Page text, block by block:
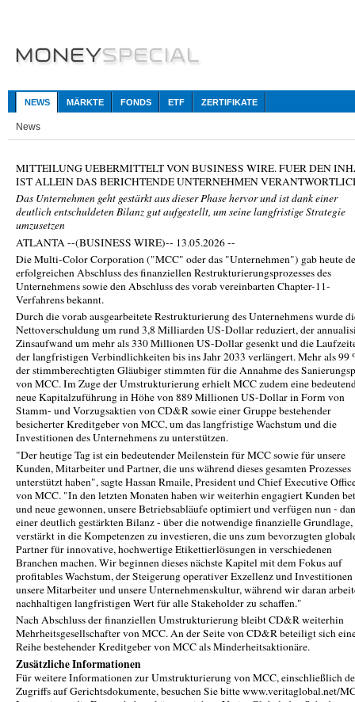
NEWS MÄRKTE FONDS ETF ZERTIFIKATE
News
MITTEILUNG UEBERMITTELT VON BUSINESS WIRE. FUER DEN
IST ALLEIN DAS BERICHTENDE UNTERNEHMEN
Das Unternehmen geht gestärkt aus dieser Phase hervor und ist dank einer
deutlich entschuldeten Bilanz gut aufgestellt, um seine langfristige Strategie
umzusetzen
ATLANTA --(BUSINESS WIRE)-- 13.05.2026 --
Die Multi-Color Corporation ("MCC" oder das "Unternehmen") gab heute
erfolgreichen Abschluss des finanziellen Restrukturierungsprozesses des
Unternehmens sowie den Abschluss des vorab vereinbarten Chapter-11-
Verfahrens bekannt.
Durch die vorab ausgearbeitete Restrukturierung des Unternehmens wurde
Nettoverschuldung um rund 3,8 Milliarden US-Dollar reduziert, der
Zinsaufwand um mehr als 330 Millionen US-Dollar gesenkt und die
der langfristigen Verbindlichkeiten bis ins Jahr 2033 verlängert. Mehr als 99
der stimmberechtigten Gläubiger stimmten für die Annahme des
von MCC. Im Zuge der Umstrukturierung erhielt MCC zudem eine
neue Kapitalzuführung in Höhe von 889 Millionen US-Dollar in Form von
Stamm- und Vorzugsaktien von CD&R sowie einer Gruppe bestehender
besicherter Kreditgeber von MCC, um das langfristige Wachstum und die
Investitionen des Unternehmens zu unterstützen.
"Der heutige Tag ist ein bedeutender Meilenstein für MCC sowie für unsere
Kunden, Mitarbeiter und Partner, die uns während dieses gesamten Prozesses
unterstützt haben", sagte Hassan Rmaile, President und Chief Executive
von MCC. "In den letzten Monaten haben wir weiterhin engagiert Kunden
und neue gewonnen, unsere Betriebsabläufe optimiert und verfügen nun -
einer deutlich gestärkten Bilanz - über die notwendige finanzielle
verstärkt in die Kompetenzen zu investieren, die uns zum bevorzugten
Partner für innovative, hochwertige Etikettierlösungen in verschiedenen
Branchen machen. Wir beginnen dieses nächste Kapitel mit dem Fokus auf
profitables Wachstum, der Steigerung operativer Exzellenz und
unsere Mitarbeiter und unsere Unternehmenskultur, während wir daran
nachhaltigen langfristigen Wert für alle Stakeholder zu schaffen."
Nach Abschluss der finanziellen Umstrukturierung bleibt CD&R weiterhin
Mehrheitsgesellschafter von MCC. An der Seite von CD&R beteiligt sich
Reihe bestehender Kreditgeber von MCC als Minderheitsaktionäre.
Zusätzliche Informationen
Für weitere Informationen zur Umstrukturierung von MCC, einschließlich
Zugriffs auf Gerichtsdokumente, besuchen Sie bitte www.veritaglobal.net/